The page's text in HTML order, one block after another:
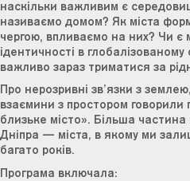
наскільки важливим є
називаємо домом? Як міста
чергою, впливаємо на них? Чи є
ідентичності в глобалізованому
важливо зараз триматися за
Про нерозривні зв’язки з
взаємини з простором говорили
близьке місто». Більша
Дніпра — міста, в якому ми
багато років.
Програма включала: